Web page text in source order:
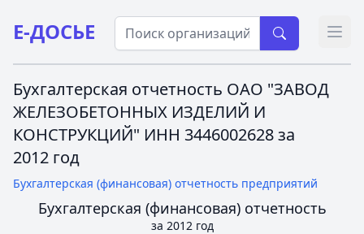
Е-ДОСЬЕ
Бухгалтерская отчетность ОАО "ЗАВОД
ЖЕЛЕЗОБЕТОННЫХ ИЗДЕЛИЙ И
КОНСТРУКЦИЙ" ИНН 3446002628 за
2012 год
Бухгалтерская (финансовая) отчетность предприятий
Бухгалтерская (финансовая) отчетность
за 2012 год